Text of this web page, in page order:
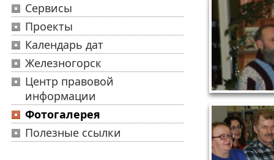
Сервисы
Проекты
Календарь дат
Железногорск
Центр правовой
информации
Фотогалерея
Полезные ссылки